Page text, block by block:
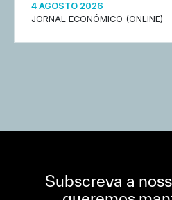
4 AGOSTO 2026
JORNAL ECONÓMICO (ONLINE)
Subscreva a